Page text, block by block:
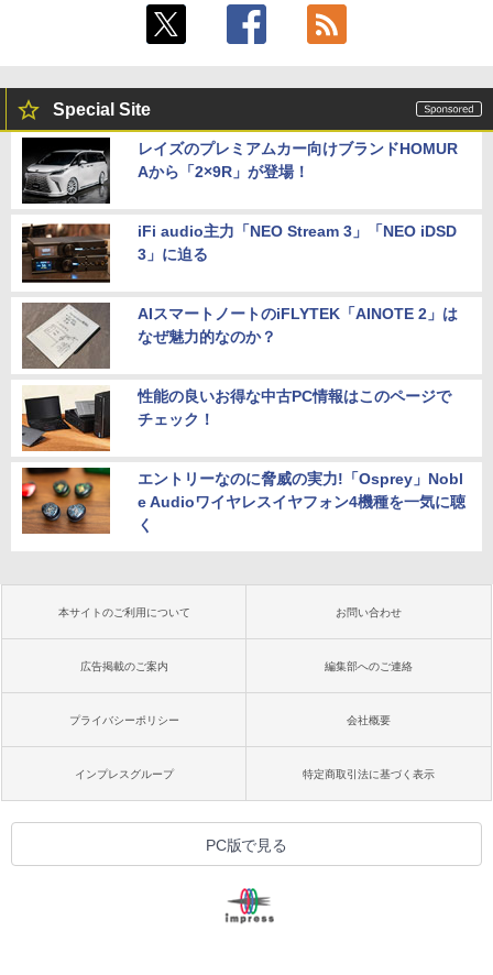
Special Site
レイズのプレミアムカー向けブランドHOMUR
Aから「2×9R」が登場！
iFi audio主力「NEO Stream 3」「NEO iDSD
3」に迫る
AIスマートノートのiFLYTEK「AINOTE 2」は
なぜ魅力的なのか？
性能の良いお得な中古PC情報はこのページで
チェック！
エントリーなのに脅威の実力!「Osprey」Nobl
e Audioワイヤレスイヤフォン4機種を一気に聴
く
本サイトのご利用について お問い合わせ
広告掲載のご案内 編集部へのご連絡
プライバシーポリシー 会社概要
インプレスグループ 特定商取引法に基づく表示
PC版で見る